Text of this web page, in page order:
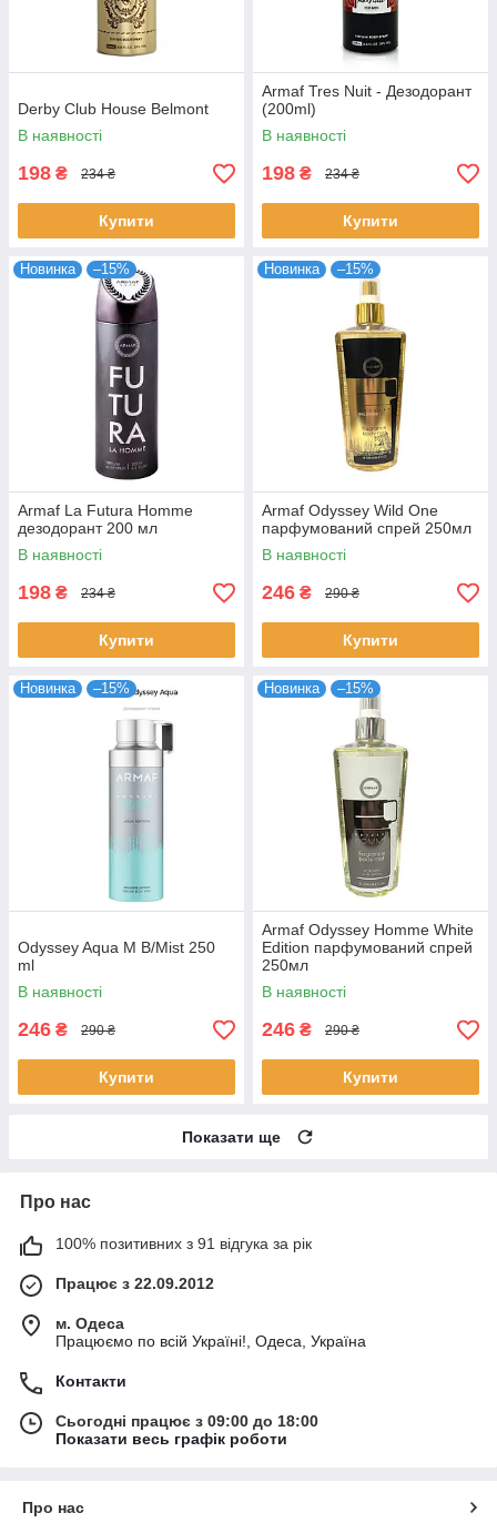
Derby Club House Belmont
В наявності
198 ₴ 234 ₴
Купити
Armaf Tres Nuit - Дезодорант
(200ml)
В наявності
198 ₴ 234 ₴
Купити
Новинка –15%
Armaf La Futura Homme
дезодорант 200 мл
В наявності
198 ₴ 234 ₴
Купити
Новинка –15%
Armaf Odyssey Wild One
парфумований спрей 250мл
В наявності
246 ₴ 290 ₴
Купити
Новинка –15%
Odyssey Aqua M B/Mist 250
ml
В наявності
246 ₴ 290 ₴
Купити
Новинка –15%
Armaf Odyssey Homme White
Edition парфумований спрей
250мл
В наявності
246 ₴ 290 ₴
Купити
Показати ще
Про нас
100% позитивних з 91 відгука за рік
Працює з 22.09.2012
м. Одеса
Працюємо по всій Україні!, Одеса, Україна
Контакти
Сьогодні працює з 09:00 до 18:00
Показати весь графік роботи
Про нас